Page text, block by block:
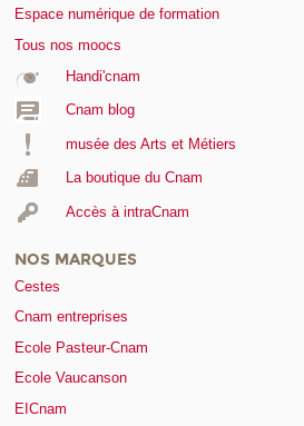
Espace numérique de formation
Tous nos moocs
Handi'cnam
Cnam blog
musée des Arts et Métiers
La boutique du Cnam
Accès à intraCnam
NOS MARQUES
Cestes
Cnam entreprises
Ecole Pasteur-Cnam
Ecole Vaucanson
EICnam